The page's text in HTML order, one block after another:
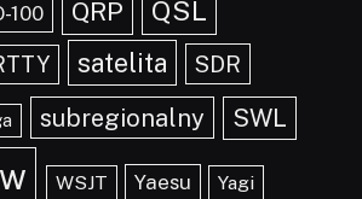
100 QRP QSL
satelita SDR
subregionalny SWL
WSJT Yaesu Yagi